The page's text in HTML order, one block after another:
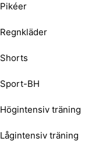
Pikéer
Regnkläder
Shorts
Sport-BH
Högintensiv träning
Lågintensiv träning